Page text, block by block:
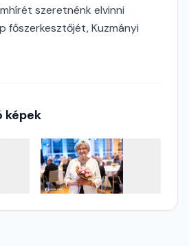
szeretnénk elvinni
főszerkesztőjét, Kuzmányi
képek